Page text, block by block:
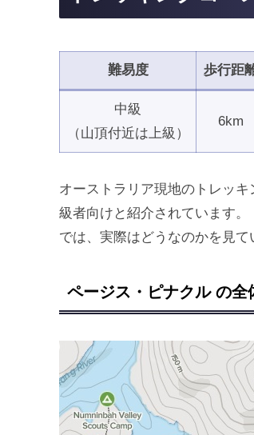
難易度 歩行距
中級
（山頂付近は上級）
6km
オーストラリア現地のトレッ
級者向けと紹介されています。
では、実際はどうなのかを見て
ページス・ピナクル の全